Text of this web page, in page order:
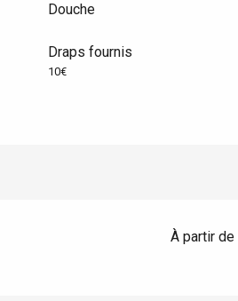
Douche
Draps fournis
10€
À partir de